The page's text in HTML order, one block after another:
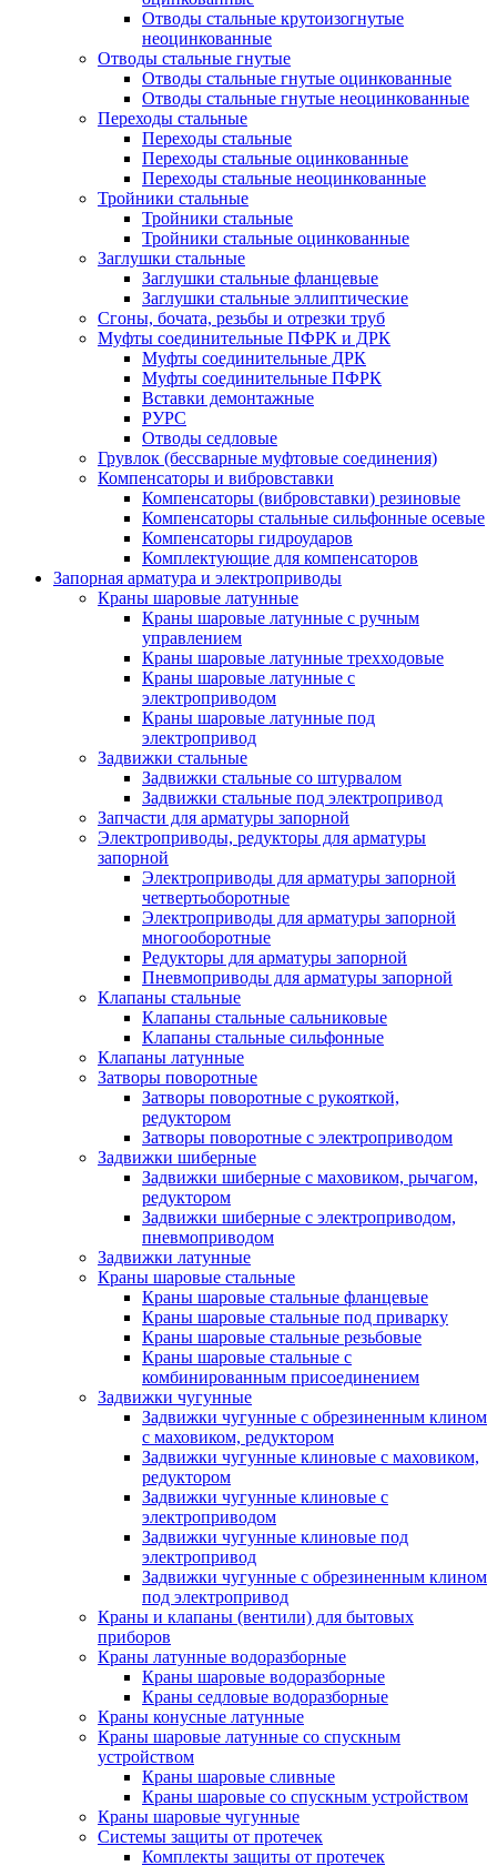
Отводы стальные крутоизогнутые
неоцинкованные
Отводы стальные гнутые
Отводы стальные гнутые оцинкованные
Отводы стальные гнутые неоцинкованные
Переходы стальные
Переходы стальные
Переходы стальные оцинкованные
Переходы стальные неоцинкованные
Тройники стальные
Тройники стальные
Тройники стальные оцинкованные
Заглушки стальные
Заглушки стальные фланцевые
Заглушки стальные эллиптические
Сгоны, бочата, резьбы и отрезки труб
Муфты соединительные ПФРК и ДРК
Муфты соединительные ДРК
Муфты соединительные ПФРК
Вставки демонтажные
РУРС
Отводы седловые
Грувлок (бессварные муфтовые соединения)
Компенсаторы и вибровставки
Компенсаторы (вибровставки) резиновые
Компенсаторы стальные сильфонные осевые
Компенсаторы гидроударов
Комплектующие для компенсаторов
Запорная арматура и электроприводы
Краны шаровые латунные
Краны шаровые латунные с ручным
управлением
Краны шаровые латунные трехходовые
Краны шаровые латунные с
электроприводом
Краны шаровые латунные под
электропривод
Задвижки стальные
Задвижки стальные со штурвалом
Задвижки стальные под электропривод
Запчасти для арматуры запорной
Электроприводы, редукторы для арматуры
запорной
Электроприводы для арматуры запорной
четвертьоборотные
Электроприводы для арматуры запорной
многооборотные
Редукторы для арматуры запорной
Пневмоприводы для арматуры запорной
Клапаны стальные
Клапаны стальные сальниковые
Клапаны стальные сильфонные
Клапаны латунные
Затворы поворотные
Затворы поворотные с рукояткой,
редуктором
Затворы поворотные с электроприводом
Задвижки шиберные
Задвижки шиберные с маховиком, рычагом,
редуктором
Задвижки шиберные с электроприводом,
пневмоприводом
Задвижки латунные
Краны шаровые стальные
Краны шаровые стальные фланцевые
Краны шаровые стальные под приварку
Краны шаровые стальные резьбовые
Краны шаровые стальные с
комбинированным присоединением
Задвижки чугунные
Задвижки чугунные с обрезиненным клином
с маховиком, редуктором
Задвижки чугунные клиновые с маховиком,
редуктором
Задвижки чугунные клиновые с
электроприводом
Задвижки чугунные клиновые под
электропривод
Задвижки чугунные с обрезиненным клином
под электропривод
Краны и клапаны (вентили) для бытовых
приборов
Краны латунные водоразборные
Краны шаровые водоразборные
Краны седловые водоразборные
Краны конусные латунные
Краны шаровые латунные со спускным
устройством
Краны шаровые сливные
Краны шаровые со спускным устройством
Краны шаровые чугунные
Системы защиты от протечек
Комплекты защиты от протечек